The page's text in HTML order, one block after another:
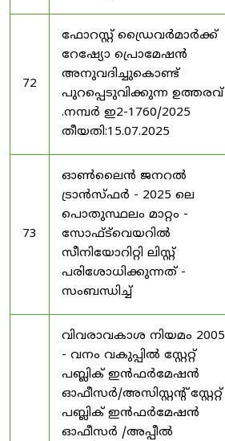
72
ഫോറസ്റ്റ് ഡ്രൈവർമാർക്ക്
റേഷ്യോ പ്രൊമേഷൻ
അനുവദിച്ചുകൊണ്ട്
പുറപ്പെടുവിക്കുന്ന ഉത്തരവ്
.നമ്പർ ഇ2-1760/2025
തീയതി:15.07.2025
73
ഓൺലൈൻ ജനറൽ
ട്രാൻസ്ഫർ - 2025 ലെ
പൊതുസ്ഥലം മാറ്റം -
സോഫ്ട്‍വെയറിൽ
സീനിയോറിറ്റി ലിസ്റ്റ്
പരിശോധിക്കുന്നത് -
സംബന്ധിച്ച്
വിവരാവകാശ നിയമം 2005
- വനം വകുപ്പിൽ സ്റ്റേറ്റ്
പബ്ലിക് ഇൻഫർമേഷൻ
ഓഫീസർ/അസിസ്റ്റന്റ് സ്റ്റേറ്റ്
പബ്ലിക് ഇൻഫർമേഷൻ
ഓഫീസർ /അപ്പീൽ